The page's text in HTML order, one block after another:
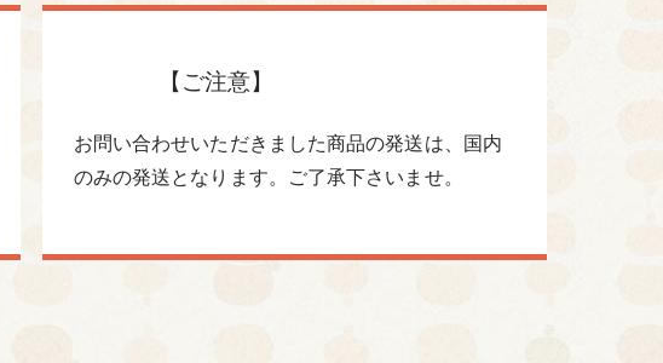
【ご注意】
お問い合わせいただきました商品の発送は、国内
のみの発送となります。ご了承下さいませ。